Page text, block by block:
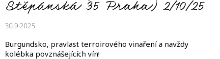
Štěpánská 35 Praha) 2/10/25
30.9.2025
Burgundsko, pravlast terroirového vinaření a navždy
kolébka povznášejících vín!